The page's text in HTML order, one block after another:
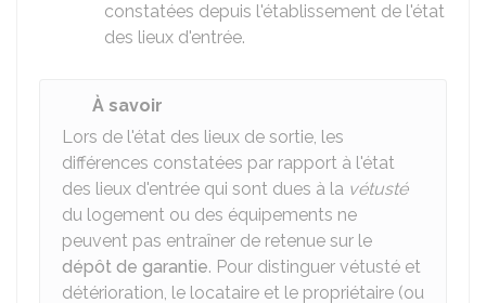
constatées depuis l'établissement de l'état
des lieux d'entrée.
À savoir
Lors de l'état des lieux de sortie, les
différences constatées par rapport à l'état
des lieux d'entrée qui sont dues à la vétusté
du logement ou des équipements ne
peuvent pas entraîner de retenue sur le
dépôt de garantie. Pour distinguer vétusté et
détérioration, le locataire et le propriétaire (ou